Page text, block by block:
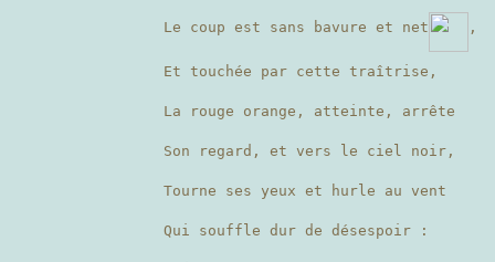
Le coup est sans bavure et net ,
Et touchée par cette traîtrise,
La rouge orange, atteinte, arrête
Son regard, et vers le ciel noir,
Tourne ses yeux et hurle au vent
Qui souffle dur de désespoir :